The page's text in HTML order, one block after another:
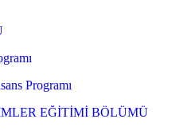
Programı
EĞİTİMİ BÖLÜMÜ